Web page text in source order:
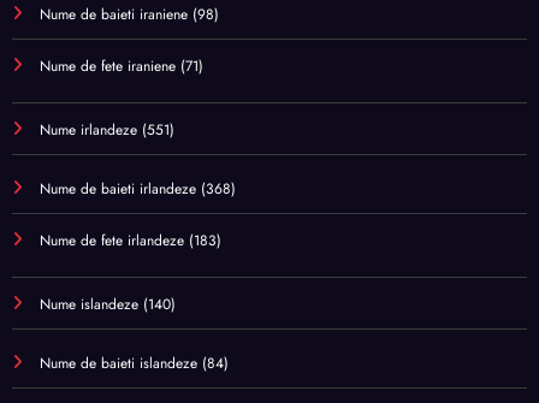
Nume de baieti iraniene (98)
Nume de fete iraniene (71)
Nume irlandeze (551)
Nume de baieti irlandeze (368)
Nume de fete irlandeze (183)
Nume islandeze (140)
Nume de baieti islandeze (84)